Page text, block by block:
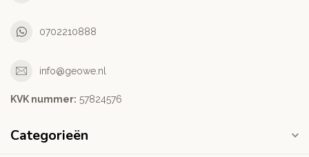
0702210888
info@geowe.nl
KVK nummer: ‭57824576‬
Categorieën